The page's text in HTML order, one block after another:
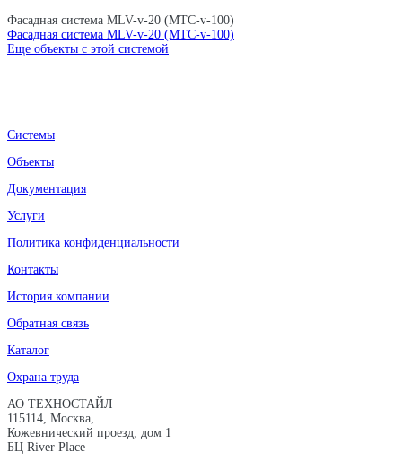
Фасадная система MLV-v-20 (MTC-v-100)
Фасадная система MLV-v-20 (MTC-v-100)
Еще объекты с этой системой
Системы
Объекты
Документация
Услуги
Политика конфиденциальности
Контакты
История компании
Обратная связь
Каталог
Охрана труда
АО ТЕХНОСТАЙЛ
115114, Москва,
Кожевнический проезд, дом 1
БЦ River Place